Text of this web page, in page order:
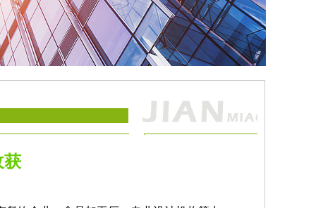
获